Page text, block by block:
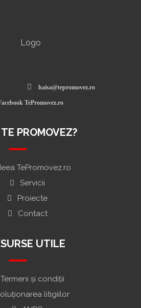
haisa@tepromovez.ro
TePromovez.ro
PROMOVEZ?
TePromovez.ro
Servicii
Proiecte
Contact
UTILE
Termeni și condiții
litigiilor